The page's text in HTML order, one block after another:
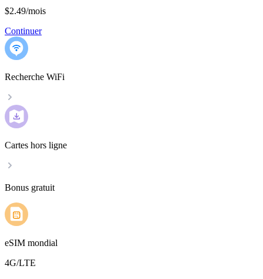
$2.49/mois
Continuer
Recherche WiFi
Cartes hors ligne
Bonus gratuit
eSIM mondial
4G/LTE